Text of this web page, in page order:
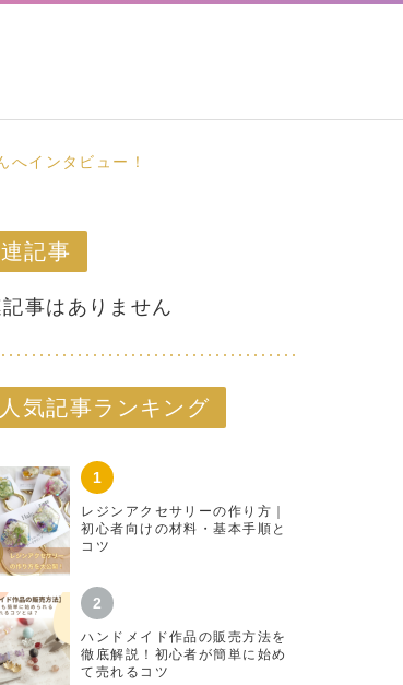
インタビュー！
記事
記事はありません
人気記事ランキング
レジンアクセサリーの作り方｜
初心者向けの材料・基本手順と
コツ
ハンドメイド作品の販売方法を
徹底解説！初心者が簡単に始め
て売れるコツ